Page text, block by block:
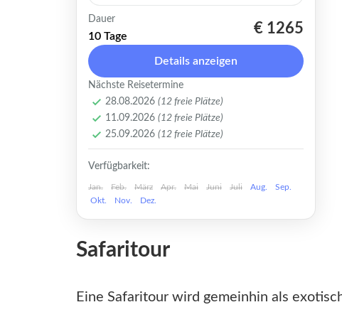
Marokko Rundreise: Eine
zauberhafte Expedition durch
Küsten, Berge und Wüstenwelten
Tauche ein in die faszinierende
Vielfalt Marokkos auf dieser
unvergesslichen Marokko
Rundreise. Von den lebhaften...
Marokko, Casablanca,Chefchaouen
Fes,Marrakesch, Merzouga
Ouarzazate,Rabat
Mittel
1-12 Plätze
Dauer
10 Tage
€ 1265
Details anzeigen
Nächste Reisetermine
28.08.2026 (12 freie Plätze)
11.09.2026 (12 freie Plätze)
25.09.2026 (12 freie Plätze)
Verfügbarkeit:
Jan. Feb. März Apr. Mai Juni Juli Aug.
Sep.
Okt.
Nov. Dez.
Safaritour
Eine Safaritour wird gemeinhin als